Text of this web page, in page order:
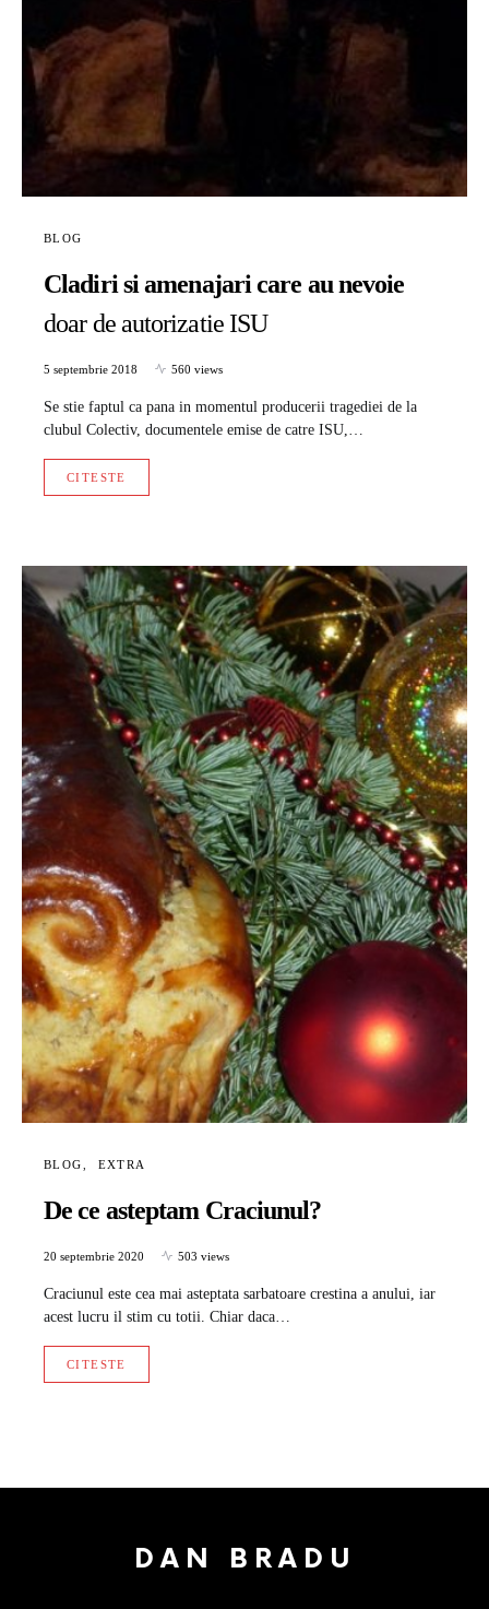
BLOG
Cladiri si amenajari care au nevoie
doar de autorizatie ISU
5 septembrie 2018 560 views
Se stie faptul ca pana in momentul producerii tragediei de la
clubul Colectiv, documentele emise de catre ISU,…
CITESTE
BLOG EXTRA
De ce asteptam Craciunul?
20 septembrie 2020 503 views
Craciunul este cea mai asteptata sarbatoare crestina a anului, iar
acest lucru il stim cu totii. Chiar daca…
CITESTE
DAN BRADU